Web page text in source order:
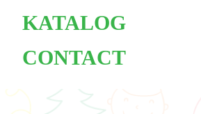
KATALOG
CONTACT